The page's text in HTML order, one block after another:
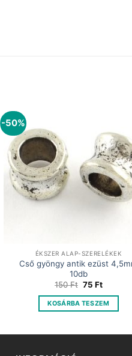
-50%
ÉKSZER ALAP-SZERELÉKEK
Cső gyöngy antik ezüst
10db
150Ft Original
was:
150 Ft.
75 FtCurrent
is:
75 Ft.
KOSÁRBA TESZEM